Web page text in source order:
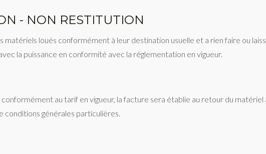
- NON RESTITUTION
matériels loués conformément à leur destination usuelle et a rien faire ou
la puissance en conformité avec la réglementation en vigueur.
au tarif en vigueur, la facture sera établie au retour du
conditions générales particulières.